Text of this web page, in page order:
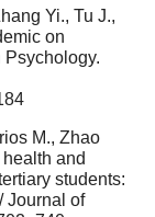
Yi., Tu J.,
on
M., Zhao
and
students:
Journal of